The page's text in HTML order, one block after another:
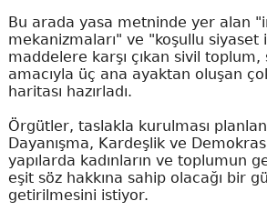
Bu arada yasa metninde yer alan
mekanizmaları" ve "koşullu siyaset
maddelere karşı çıkan sivil
amacıyla üç ana ayaktan oluşan
haritası hazırladı.
Örgütler, taslakla kurulması
Dayanışma, Kardeşlik ve
yapılarda kadınların ve toplumun
eşit söz hakkına sahip olacağı bir
getirilmesini istiyor.